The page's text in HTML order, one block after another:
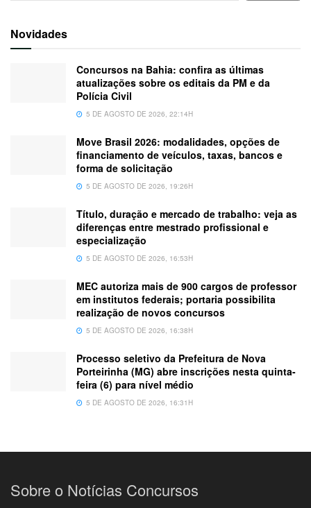
Novidades
Concursos na Bahia: confira as últimas
atualizações sobre os editais da PM e da
Polícia Civil
5 DE AGOSTO DE 2026, 22:14H
Move Brasil 2026: modalidades, opções de
financiamento de veículos, taxas, bancos e
forma de solicitação
5 DE AGOSTO DE 2026, 19:26H
Título, duração e mercado de trabalho: veja as
diferenças entre mestrado profissional e
especialização
5 DE AGOSTO DE 2026, 16:53H
MEC autoriza mais de 900 cargos de professor
em institutos federais; portaria possibilita
realização de novos concursos
5 DE AGOSTO DE 2026, 16:38H
Processo seletivo da Prefeitura de Nova
Porteirinha (MG) abre inscrições nesta quinta-
feira (6) para nível médio
5 DE AGOSTO DE 2026, 16:31H
Sobre o Notícias Concursos